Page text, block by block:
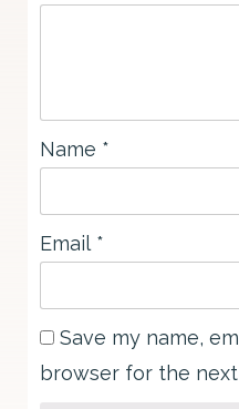
Name *
Email *
Save my name,
browser for the